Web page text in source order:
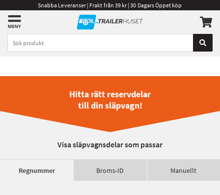
Snabba Leveranser | Frakt från 39 kr | 30 Dagars Öppet köp
Hitta rätt reservdelar
till din släpvagn!
Visa släpvagnsdelar som passar
Regnummer Broms-ID Manuellt